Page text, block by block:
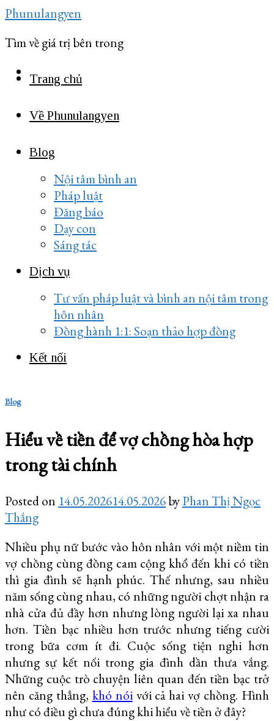
Skip
content
Phunulangyen
Tìm về giá trị bên trong
Trang chủ
Về Phunulangyen
Blog
Nội tâm bình an
Pháp luật
Đăng báo
Dạy con
Sáng tác
Dịch vụ
Tư vấn pháp luật và bình an nội tâm trong
hôn nhân
Đồng hành 1:1: Soạn thảo hợp đồng
Kết nối
Blog
Hiểu về tiền để vợ chồng hòa hợp
trong tài chính
Posted on 14.05.202614.05.2026byPhan Thị Ngọc
Thắng
Nhiều phụ nữ bước vào hôn nhân với một niềm tin
vợ chồng cùng đồng cam cộng khổ đến khi có tiền
thì gia đình sẽ hạnh phúc. Thế nhưng, sau nhiều
năm sống cùng nhau, có những người chợt nhận ra
nhà cửa đủ đầy hơn nhưng lòng người lại xa nhau
hơn. Tiền bạc nhiều hơn trước nhưng tiếng cười
trong bữa cơm ít đi. Cuộc sống tiện nghi hơn
nhưng sự kết nối trong gia đình dần thưa vắng.
Những cuộc trò chuyện liên quan đến tiền bạc trở
nên căng thẳng, khó nóivới cả hai vợ chồng. Hình
như có điều gì chưa đúng khi hiểu về tiền ở đây?